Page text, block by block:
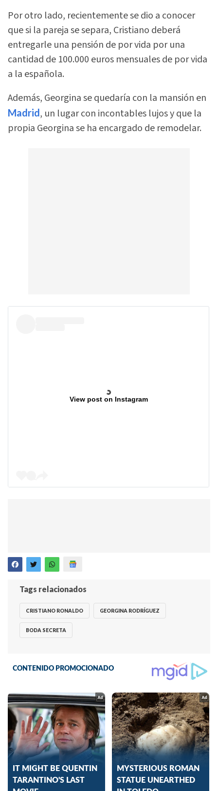
Por otro lado, recientemente se dio a conocer
que si la pareja se separa, Cristiano deberá
entregarle una pensión de por vida por una
cantidad de 100.000 euros mensuales de por vida
a la española.
Además, Georgina se quedaría con la mansión en
Madrid, un lugar con incontables lujos y que la
propia Georgina se ha encargado de remodelar.
View post on Instagram
Tags relacionados
CRISTIANO RONALDO GEORGINA RODRÍGUEZ
BODA SECRETA